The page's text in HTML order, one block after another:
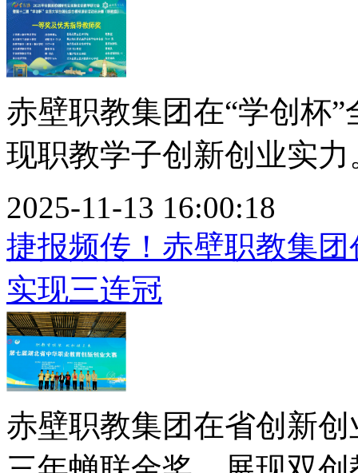
赤壁职教集团在“学创杯
现职教学子创新创业实力
2025-11-13 16:00:18
捷报频传！赤壁职教集
实现三连冠
赤壁职教集团在省创新